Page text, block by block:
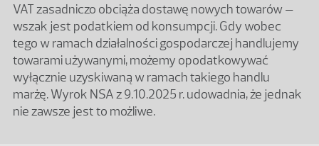
VAT zasadniczo obciąża dostawę nowych towarów –
wszak jest podatkiem od konsumpcji. Gdy wobec
tego w ramach działalności gospodarczej handlujemy
towarami używanymi, możemy opodatkowywać
wyłącznie uzyskiwaną w ramach takiego handlu
marżę. Wyrok NSA z 9.10.2025 r. udowadnia, że jednak
nie zawsze jest to możliwe.